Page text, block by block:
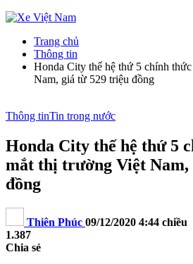
Trang chủ
Thông tin
Honda City thế hệ thứ 5 chính
Nam, giá từ 529 triệu đồng
Thông tinTin trong nước
Honda City thế hệ thứ 5
mắt thị trường Việt Nam,
đồng
Thiên Phúc 09/12/2020 4:44 chiều
1.387
Chia sẻ